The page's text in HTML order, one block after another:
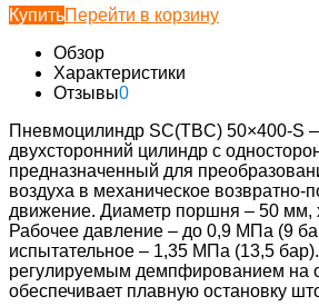
КупитьПерейти в корзину
Обзор
Характеристики
Отзывы0
Пневмоцилиндр SC(TBC) 50×400-S
двухсторонний цилиндр с
предназначенный для
воздуха в механическое возвратно-
движение. Диаметр поршня – 50 мм,
Рабочее давление – до 0,9 МПа (9
испытательное – 1,35 МПа (13,5
регулируемым демпфированием на
обеспечивает плавную остановку